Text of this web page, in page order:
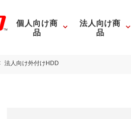
個人向け商
品
法人向け商
品
法人向け外付けHDD